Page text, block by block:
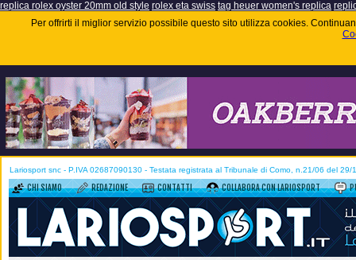
replica rolex oyster 20mm old style rolex eta swiss tag heuer women's replica
Per offrirti il miglior servizio possibile questo sito utilizza cookies.
Lariosport snc - P.IVA 02687090130 - Testata registrata al Tribunale di Como, n.21/06 del 29/
CHI SIAMO REDAZIONE CONTATTI COLLABORA CON LARIOSPORT